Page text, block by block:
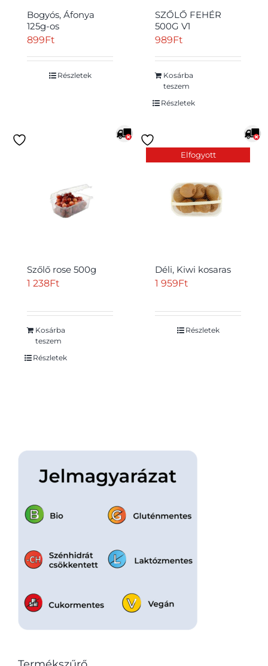
Átvétel
Bogyós, Áfonya
125g-os
899Ft
Részletek
SZŐLŐ FEHÉR
500G V1
989Ft
Kosárba
teszem
Részletek
Szőlő rose 500g
1 238Ft
Kosárba
teszem
Részletek
Elfogyott
Déli, Kiwi kosaras
1 959Ft
Részletek